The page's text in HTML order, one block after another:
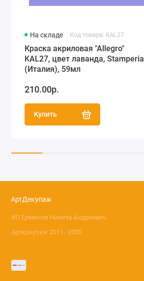
На складе Код товара: KAL27
Краска акриловая "Allegro"
KAL27, цвет лаванда, Stamperia
(Италия), 59мл
210.00р.
Купить
АртДекупаж
ИП Ермилов Никита Андреевич
Артедкупаж 2011 - 2026